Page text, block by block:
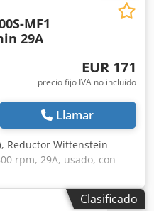
MF1
29A
EUR 171
precio fijo IVA no incluído
Llamar
, Reductor Wittenstein
rpm, 29A, usado, con
suministro según
Clasificado